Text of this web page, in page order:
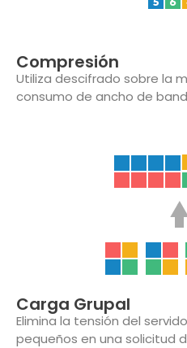
Compresión
Utiliza descifrado sobre la
consumo de ancho de
Carga Grupal
Elimina la tensión del
pequeños en una solicitud